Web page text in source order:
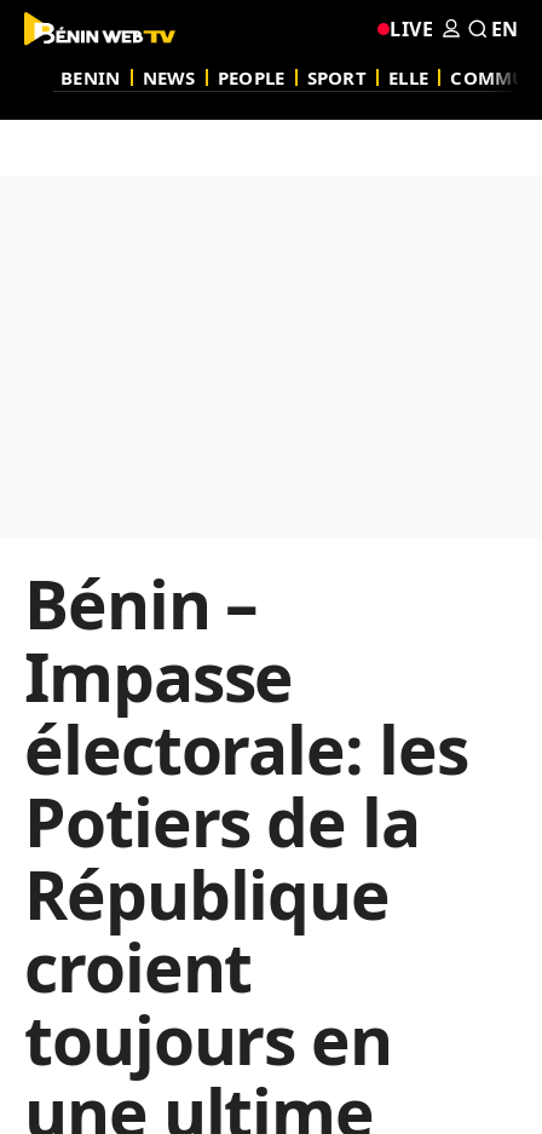
BENIN NEWS PEOPLE SPORT ELLE
LIVE EN
Bénin –
Impasse
électorale: les
Potiers de la
République
croient
toujours en
une ultime